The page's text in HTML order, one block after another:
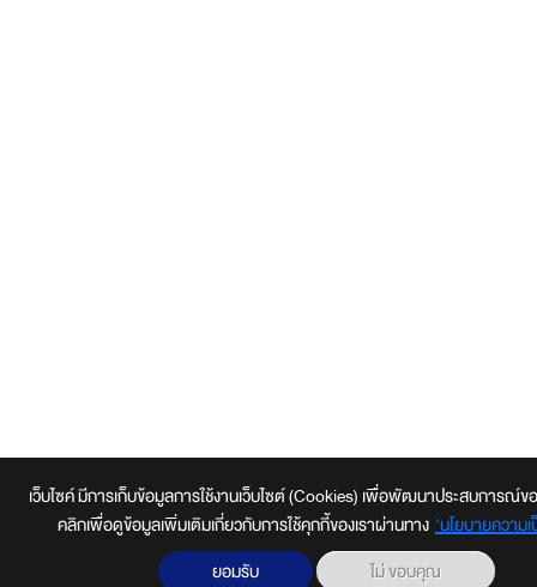
เว็บไซค์ มีการเก็บข้อมูลการใช้งานเว็บไซต์ (Cookies) เพื่อพัฒนาประสบการณ์ข
คลิกเพื่อดูข้อมูลเพิ่มเติมเกี่ยวกับการใช้คุกกี้ของเราผ่านทาง ‘นโยบายความ
ยอมรับ
ไม่ ขอบคุณ